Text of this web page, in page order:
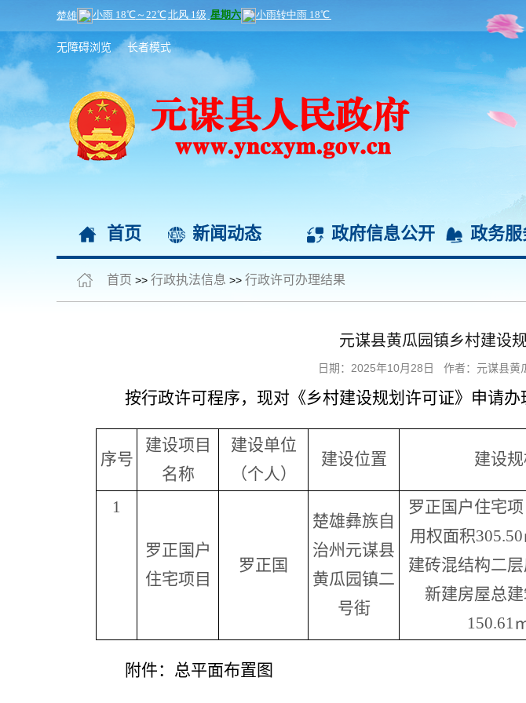
无障碍浏览 长者模式
首页 新闻动态 政府信息公开 政务服
首页 >> 行政执法信息 >> 行政许可办理结果
元谋县黄瓜园镇乡村建设
日期：2025年10月28日 作者：元谋县
按行政许可程序，现对《乡村建设规划许可证》申请办
序号
建设项目
名称
建设单位
（个人）
建设位置 建设
1
罗正国户
住宅项目
罗正国
楚雄彝族自
治州元谋县
黄瓜园镇二
号街
罗正国户住宅
用权面积
建砖混结构二层
新建房屋总建
150.61
附件：总平面布置图